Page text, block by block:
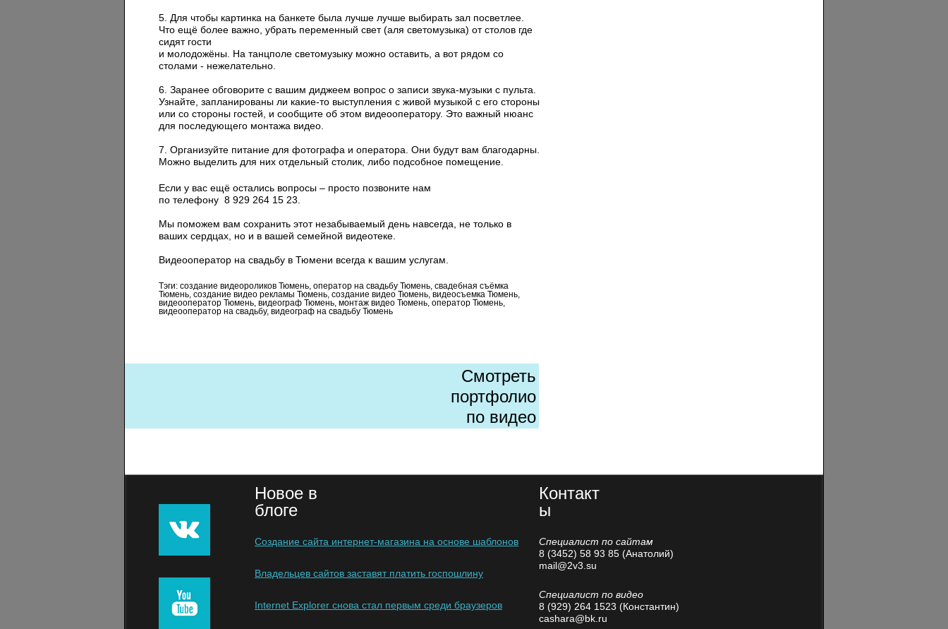
5. Для чтобы картинка на банкете была лучше лучше выбирать зал посветлее.
Что ещё более важно, убрать переменный свет (аля светомузыка) от столов где
сидят гости
и молодожёны. На танцполе светомузыку можно оставить, а вот рядом со
столами - нежелательно.
6. Заранее обговорите с вашим диджеем вопрос о записи звука-музыки с пульта.
Узнайте, запланированы ли какие-то выступления с живой музыкой с его стороны
или со стороны гостей, и сообщите об этом видеооператору. Это важный нюанс
для последующего монтажа видео.
7. Организуйте питание для фотографа и оператора. Они будут вам благодарны.
Можно выделить для них отдельный столик, либо подсобное помещение.
Если у вас ещё остались вопросы – просто позвоните нам
по телефону 8 929 264 15 23.
Мы поможем вам сохранить этот незабываемый день навсегда, не только в
ваших сердцах, но и в вашей семейной видеотеке.
Видеооператор на свадьбу в Тюмени всегда к вашим услугам.
Тэги: создание видеороликов Тюмень, оператор на свадьбу Тюмень, свадебная съёмка
Тюмень, создание видео рекламы Тюмень, создание видео Тюмень, видеосъемка Тюмень,
видеооператор Тюмень, видеограф Тюмень, монтаж видео Тюмень, оператор Тюмень,
видеооператор на свадьбу, видеограф на свадьбу Тюмень
Смотреть
портфолио
по видео
Новое в
блоге
Контакт
ы
Создание сайта интернет-магазина на основе шаблонов
Владельцев сайтов заставят платить госпошлину
Специалист по сайтам
8 (3452) 58 93 85 (Анатолий)
mail@2v3.su
Internet Explorer снова стал первым среди браузеров
Специалист по видео
8 (929) 264 1523 (Константин)
cashara@bk.ru